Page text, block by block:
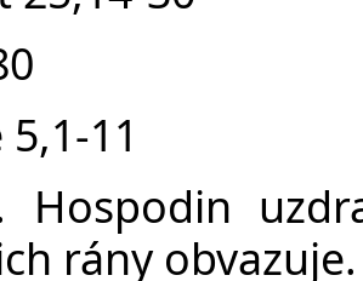
5,1-11
Hospodin
rány